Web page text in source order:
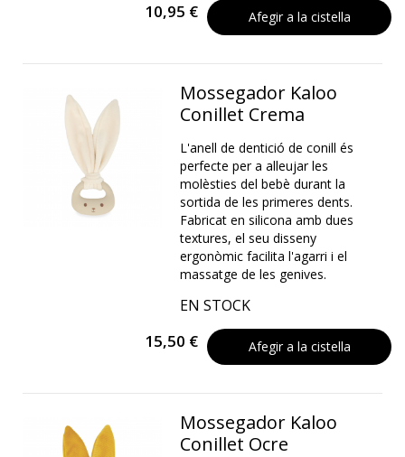
10,95 € Afegir a la cistella
Mossegador Kaloo
Conillet Crema
L'anell de dentició de conill és
perfecte per a alleujar les
molèsties del bebè durant la
sortida de les primeres dents.
Fabricat en silicona amb dues
textures, el seu disseny
ergonòmic facilita l'agarri i el
massatge de les genives.
EN STOCK
15,50 € Afegir a la cistella
Mossegador Kaloo
Conillet Ocre